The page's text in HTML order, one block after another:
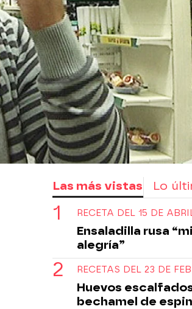
Flipboard
Las más vistas Lo
RECETA DEL 15 DE
Ensaladilla rusa “mi
alegría”
RECETAS DEL 23 DE
Huevos
bechamel de